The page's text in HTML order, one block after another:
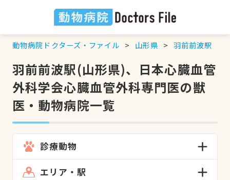
動物病院ドクターズ・ファイル 山形県 羽前前波駅
羽前前波駅(山形県)、日本心臓血管
外科学会心臓血管外科専門医の獣
医・動物病院一覧
診療動物
エリア・駅